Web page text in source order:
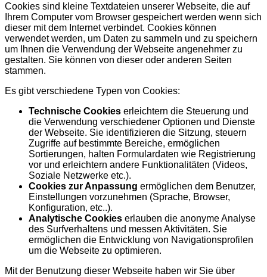
Cookies sind kleine Textdateien unserer Webseite, die auf
Ihrem Computer vom Browser gespeichert werden wenn sich
dieser mit dem Internet verbindet. Cookies können
verwendet werden, um Daten zu sammeln und zu speichern
um Ihnen die Verwendung der Webseite angenehmer zu
gestalten. Sie können von dieser oder anderen Seiten
stammen.
Es gibt verschiedene Typen von Cookies:
Technische Cookies erleichtern die Steuerung und
die Verwendung verschiedener Optionen und Dienste
der Webseite. Sie identifizieren die Sitzung, steuern
Zugriffe auf bestimmte Bereiche, ermöglichen
Sortierungen, halten Formulardaten wie Registrierung
vor und erleichtern andere Funktionalitäten (Videos,
Soziale Netzwerke etc.).
Cookies zur Anpassung ermöglichen dem Benutzer,
Einstellungen vorzunehmen (Sprache, Browser,
Konfiguration, etc..).
Analytische Cookies erlauben die anonyme Analyse
des Surfverhaltens und messen Aktivitäten. Sie
ermöglichen die Entwicklung von Navigationsprofilen
um die Webseite zu optimieren.
Mit der Benutzung dieser Webseite haben wir Sie über